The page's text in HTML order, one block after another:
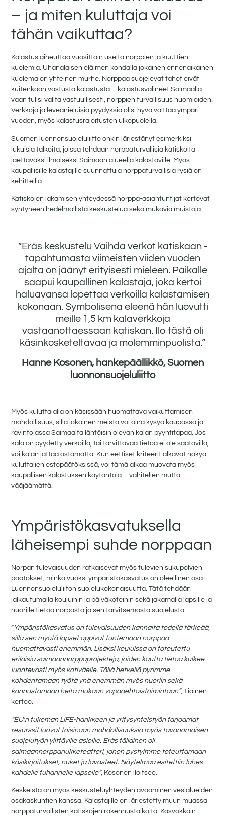
– ja miten kuluttaja voi
tähän vaikuttaa?
Kalastus aiheuttaa vuosittain useita norppien ja kuuttien
kuolemia. Uhanalaisen eläimen kohdalla jokainen ennenaikainen
kuolema on yhteinen murhe. Norppaa suojelevat tahot eivät
kuitenkaan vastusta kalastusta – kalastusvälineet Saimaalla
vaan tulisi valita vastuullisesti, norppien turvallisuus huomioiden.
Verkkoja ja leveänieluisia pyydyksiä olisi hyvä välttää ympäri
vuoden, myös kalastusrajoitusten ulkopuolella.
Suomen luonnonsuojeluliitto onkin järjestänyt esimerkiksi
lukuisia talkoita, joissa tehdään norppaturvallisia katiskoita
jaettavaksi ilmaiseksi Saimaan alueella kalastaville. Myös
kaupallisille kalastajille suunnattuja norppaturvallisia rysiä on
kehitteillä.
Katiskojen jakamisen yhteydessä norppa-asiantuntijat kertovat
syntyneen hedelmällistä keskustelua sekä mukavia muistoja.
”Eräs keskustelu Vaihda verkot katiskaan -
tapahtumasta viimeisten viiden vuoden
ajalta on jäänyt erityisesti mieleen. Paikalle
saapui kaupallinen kalastaja, joka kertoi
haluavansa lopettaa verkoilla kalastamisen
kokonaan. Symbolisena eleenä hän luovutti
meille 1,5 km kalaverkkoja
vastaanottaessaan katiskan. Ilo tästä oli
käsinkosketeltavaa ja molemminpuolista.”
Hanne Kosonen, hankepäällikkö, Suomen
luonnonsuojeluliitto
Myös kuluttajalla on käsissään huomattava vaikuttamisen
mahdollisuus, sillä jokainen meistä voi aina kysyä kaupassa ja
ravintolassa Saimaalta lähtöisin olevan kalan pyyntitapaa. Jos
kala on pyydetty verkoilla, tai tarvittavaa tietoa ei ole saatavilla,
voi kalan jättää ostamatta. Kun eettiset kriteerit alkavat näkyä
kuluttajien ostopäätöksissä, voi tämä alkaa muovata myös
kaupallisen kalastuksen käytäntöjä – vähitellen mutta
vääjäämättä.
Ympäristökasvatuksella
läheisempi suhde norppaan
Norpan tulevaisuuden ratkaisevat myös tulevien sukupolvien
päätökset, minkä vuoksi ympäristökasvatus on oleellinen osa
Luonnonsuojeluliiton suojelukokonaisuutta. Tätä tehdään
jalkautumalla kouluihin ja päiväkoteihin sekä jakamalla lapsille ja
nuorille tietoa norpasta ja sen tarvitsemasta suojelusta.
”Ympäristökasvatus on tulevaisuuden kannalta todella tärkeää,
sillä sen myötä lapset oppivat tuntemaan norppaa
huomattavasti enemmän. Lisäksi kouluissa on toteutettu
erilaisia saimaannorppaprojekteja, joiden kautta tietoa kulkee
luontevasti myös kotiväelle. Tällä hetkellä pyrimme
kohdentamaan työtä yhä enemmän myös nuoriin sekä
kannustamaan heitä mukaan vapaaehtoistoimintaan”, Tiainen
kertoo.
”EU:n tukeman LIFE-hankkeen ja yritysyhteistyön tarjoamat
resurssit luovat toisinaan mahdollisuuksia myös tavanomaisen
suojelutyön ylittäville asioille. Eräs tällainen oli
saimaannorppanukketeatteri, johon pystyimme toteuttamaan
käsikirjoitukset, nuket ja lavasteet. Näytelmää esitettiin lähes
kahdelle tuhannelle lapselle”, Kosonen iloitsee.
Keskeistä on myös keskusteluyhteyden avaaminen vesialueiden
osakaskuntien kanssa. Kalastajille on järjestetty muun muassa
norppaturvallisten katiskojen rakennustalkoita. Kasvokkain